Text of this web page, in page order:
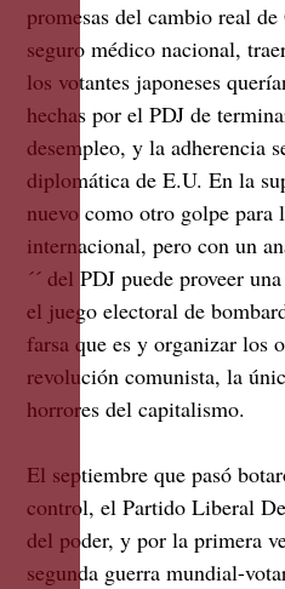
promesas del cambio real
seguro médico nacional,
los votantes japoneses
hechas por el PDJ de
desempleo, y la adherencia
diplomática de E.U. En la
nuevo como otro golpe para
internacional, pero con un
´´ del PDJ puede proveer
el juego electoral de
farsa que es y organizar los
revolución comunista, la
horrores del capitalismo.
El septiembre que pasó
control, el Partido Liberal
del poder, y por la primera
segunda guerra mundial-